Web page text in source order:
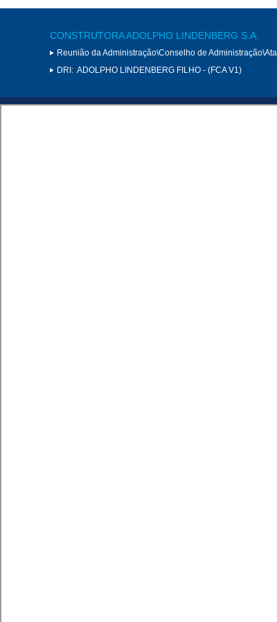
CONSTRUTORA ADOLPHO LINDENBERG S.A.
Reunião da Administração\Conselho de Administração\Ata
DRI: ADOLPHO LINDENBERG FILHO - (FCA V1)